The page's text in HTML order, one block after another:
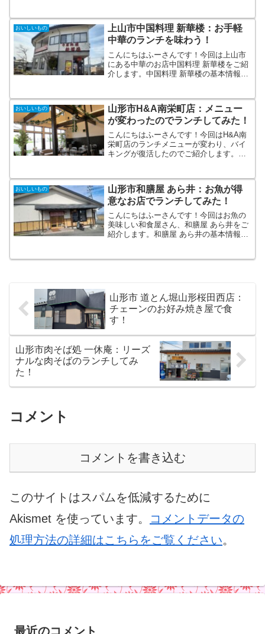
み放題の金額は変わってませんが、メニ
ューに変更ありました。...
おいしいもの
上山市中国料理 新華楼：お手軽
中華のランチを味わう！
こんにちはふーさんです！今回は上山市
にある中華のお店中国料理 新華楼をご紹
介します。中国料理 新華楼の基本情報中
9537住所 上山市二日町8-12営業時間...
おいしいもの
山形市H&A南栄町店：メニュー
が変わったのでランチしてみた！
こんにちはふーさんです！今回はH&A南
栄町店のランチメニューが変わり、バイ
キングが復活したのでご紹介します。
形市内に２店舗あり、バイキングをやっ
ているのは南栄町店に...
おいしいもの
山形市和膳屋 あら井：お魚が得
意なお店でランチしてみた！
こんにちはふーさんです！今回はお魚の
美味しい和食屋さん、和膳屋 あら井をご
紹介します。和膳屋 あら井の基本情報和
643-3447住所 山形市門伝4279-1営業...
山形市 道とん堀山形桜田西店：
チェーンのお好み焼き屋で食
す！
山形市肉そば処 一休庵：リーズ
ナルな肉そばのランチしてみ
た！
コメント
コメントを書き込む
このサイトはスパムを低減するために
Akismet を使っています。
コメントデータの
処理方法の詳細はこちらをご覧ください。
最近のコメント